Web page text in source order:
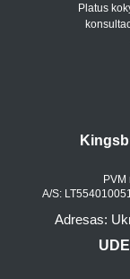
Platus
PVM
A/S:
Adresas: